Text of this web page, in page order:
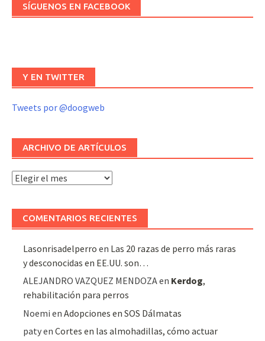
SÍGUENOS EN FACEBOOK
Y EN TWITTER
Tweets por @doogweb
ARCHIVO DE ARTÍCULOS
Archivo
COMENTARIOS RECIENTES
Lasonrisadelperro en Las 20 razas de perro más raras
y desconocidas en EE.UU. son…
ALEJANDRO VAZQUEZ MENDOZAen Kerdog,
rehabilitación para perros
Noemi enAdopciones en SOS Dálmatas
patyenCortes en las almohadillas, cómo actuar